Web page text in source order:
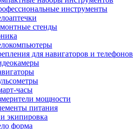
инструменты
стенды
для навигаторов и телефонов
часы
мощности
питания
экипировка
форма